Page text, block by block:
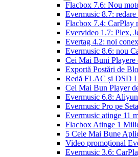
Flacbox 7.6: Nou
Evermusic 8.7:
Flacbox 7.4: CarPlay
Evervideo 1.7: Plex,
Evertag 4.2: noi
Evermusic 8.6: nou
Cei Mai Buni Playere
Exportă Postări de
Redă FLAC și DSD
Cel Mai Bun Player
Evermusic 6.8:
Evermusic Pro pe
Evermusic atinge 11
Flacbox Atinge 1
5 Cele Mai Bune
Video promoțional
Evermusic 3.6: